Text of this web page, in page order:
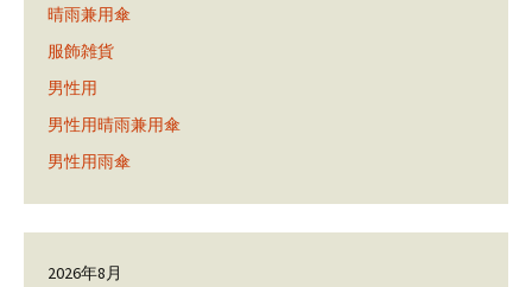
晴雨兼用傘
服飾雑貨
男性用
男性用晴雨兼用傘
男性用雨傘
2026年8月